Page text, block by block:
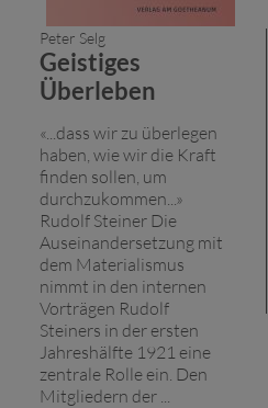
Peter Selg
Geistiges
Überleben
«...dass wir zu überlegen
haben, wie wir die Kraft
finden sollen, um
durchzukommen...»
Rudolf Steiner Die
Auseinandersetzung mit
dem Materialismus
nimmt in den internen
Vorträgen Rudolf
Steiners in der ersten
Jahreshälfte 1921 eine
zentrale Rolle ein. Den
Mitgliedern der ...